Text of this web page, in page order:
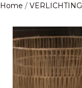
Home / VERLICHTING